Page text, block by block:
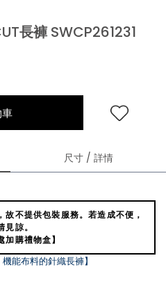
長褲 SWCP261231
尺寸 / 詳情
不提供包裝服務。若造成不便，
見諒。
加購禮物盒】
能布料的針織長褲】